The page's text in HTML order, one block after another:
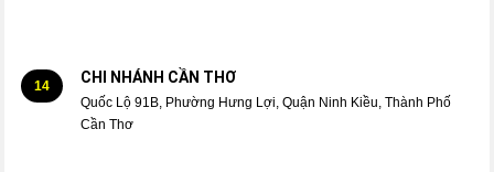
14 CHI NHÁNH CẦN THƠ
Quốc Lộ 91B, Phường Hưng Lợi, Quận Ninh Kiều, Thành Phố
Cần Thơ